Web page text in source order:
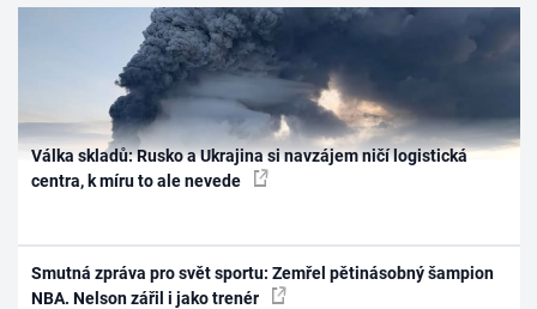
Válka skladů: Rusko a Ukrajina si navzájem ničí logistická
centra, k míru to ale nevede
Smutná zpráva pro svět sportu: Zemřel pětinásobný šampion
NBA. Nelson zářil i jako trenér